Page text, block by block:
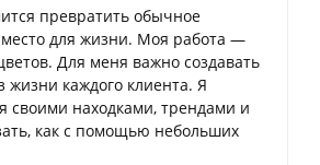
превратить обычное
для жизни. Моя работа —
Для меня важно создавать
жизни каждого клиента. Я
своими находками, трендами и
как с помощью небольших